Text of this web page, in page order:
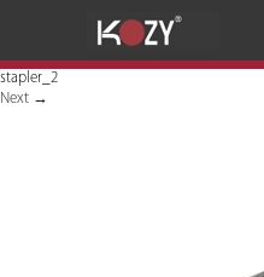
stapler_2
Next →